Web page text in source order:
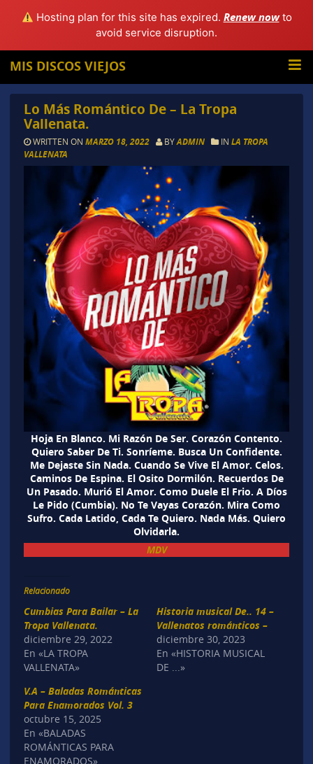
Hosting plan for this site has expired. Renew nowto
avoid service disruption.
MIS DISCOS VIEJOS
Lo Más Romántico De – La Tropa
Vallenata.
WRITTEN ON MARZO 18, 2022 BYADMIN IN LA TROPA
VALLENATA
Hoja En Blanco. Mi Razón De Ser. Corazón Contento.
Quiero Saber De Ti. Sonríeme. Busca Un Confidente.
Me Dejaste Sin Nada. Cuando Se Vive El Amor. Celos.
Caminos De Espina. El Osito Dormilón. Recuerdos De
Un Pasado. Murió El Amor. Como Duele El Frio. A Díos
Le Pido (Cumbia). No Te Vayas Corazón. Mira Como
Sufro. Cada Latido, Cada Te Quiero. Nada Más. Quiero
Olvidarla.
MDV
Relacionado
Cumbias Para Bailar – La
Tropa Vallenata.
diciembre 29, 2022
En «LA TROPA
VALLENATA»
Historia musical De.. 14 –
Vallenatos románticos –
diciembre 30, 2023
En «HISTORIA MUSICAL
DE ...»
V.A – Baladas Románticas
Para Enamorados Vol. 3
octubre 15, 2025
En «BALADAS
ROMÁNTICAS PARA
ENAMORADOS»